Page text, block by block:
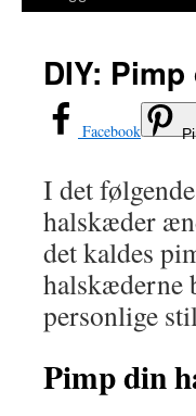
DIY:
Facebook
I det
halskæder
det kaldes
halskæderne
personlige
Pimp din